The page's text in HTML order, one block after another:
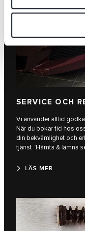
SERVICE OCH
Vi använder alltid
När du bokar tid hos
din bekvämlighet och
tjänst ”Hämta & lämna
LÄS MER